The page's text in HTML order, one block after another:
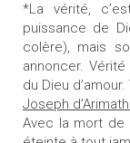
*La vérité,
puissance de
colère), mais
annoncer.
du Dieu
Joseph
Avec la mort de